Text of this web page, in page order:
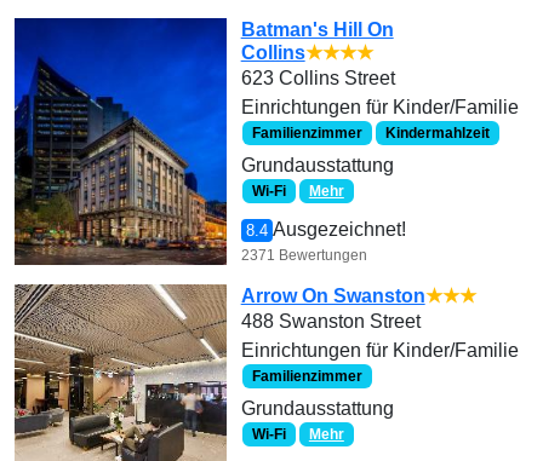
Batman's Hill On
Collins★★★★
623 Collins Street
Einrichtungen für Kinder/Familie
Familienzimmer Kindermahlzeit
Grundausstattung
Wi-Fi Mehr
8.4 Ausgezeichnet!
2371 Bewertungen
Arrow On Swanston★★★
488 Swanston Street
Einrichtungen für Kinder/Familie
Familienzimmer
Grundausstattung
Wi-Fi Mehr